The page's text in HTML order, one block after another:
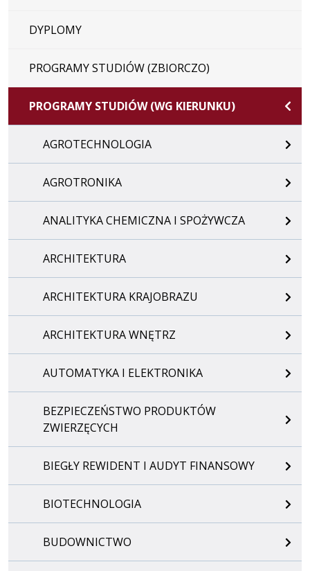
DYPLOMY
PROGRAMY STUDIÓW (ZBIORCZO)
PROGRAMY STUDIÓW (WG KIERUNKU)
AGROTECHNOLOGIA
AGROTRONIKA
ANALITYKA CHEMICZNA I SPOŻYWCZA
ARCHITEKTURA
ARCHITEKTURA KRAJOBRAZU
ARCHITEKTURA WNĘTRZ
AUTOMATYKA I ELEKTRONIKA
BEZPIECZEŃSTWO PRODUKTÓW
ZWIERZĘCYCH
BIEGŁY REWIDENT I AUDYT FINANSOWY
BIOTECHNOLOGIA
BUDOWNICTWO